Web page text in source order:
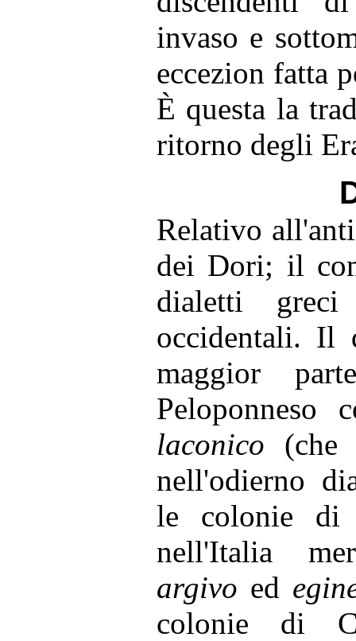
invaso e
eccezion fatta
È questa la
ritorno degli
Relativo
dei Dori; il
dialetti
occidentali. Il
maggior
Peloponneso
laconico (che
nell'odierno
le colonie di
nell'Italia
argivo ed
colonie di